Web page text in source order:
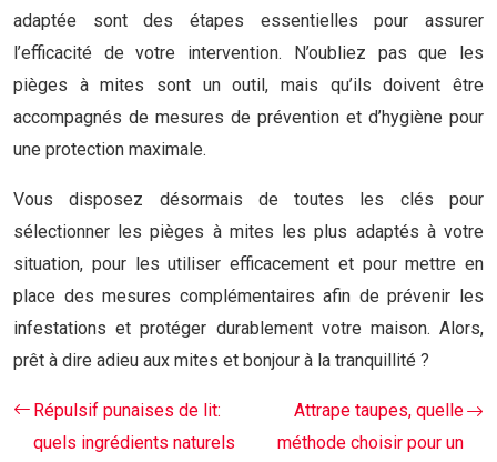
adaptée sont des étapes essentielles pour assurer
l’efficacité de votre intervention. N’oubliez pas que les
pièges à mites sont un outil, mais qu’ils doivent être
accompagnés de mesures de prévention et d’hygiène pour
une protection maximale.
Vous disposez désormais de toutes les clés pour
sélectionner les pièges à mites les plus adaptés à votre
situation, pour les utiliser efficacement et pour mettre en
place des mesures complémentaires afin de prévenir les
infestations et protéger durablement votre maison. Alors,
prêt à dire adieu aux mites et bonjour à la tranquillité ?
Répulsif punaises de lit:
quels ingrédients naturels
Attrape taupes, quelle
méthode choisir pour un